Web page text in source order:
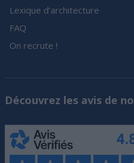
Lexique d’architecture
FAQ
On recrute !
Découvrez les avis de